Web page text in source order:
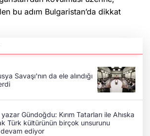
bu adım Bulgaristan’da dikkat
Savaşı'nın da ele alındığı
yazar Gündoğdu: Kırım Tatarları ile Ahıska
Türk kültürünün birçok unsurunu
ediyor